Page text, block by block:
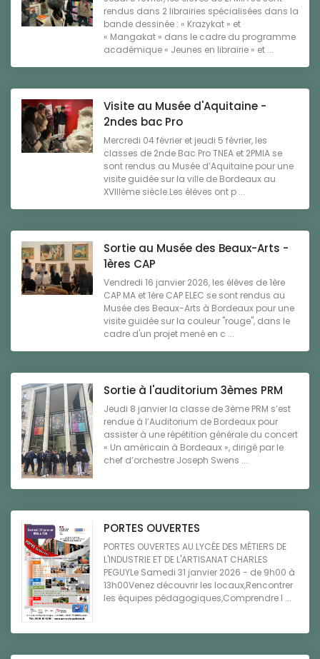
rendus dans 2 librairies spécialisées dans la
bande dessinée : « Krazykat » et
« Mangakat » dans le cadre du programme
académique « Jeunes en librairie » et ...
Visite au Musée d'Aquitaine -
2ndes bac Pro
Mercredi 04 février et jeudi 5 février, les
classes de 2nde Bac Pro TNEA et 2PMIA se
sont rendus au Musée d’Aquitaine pour une
visite guidée sur la ville de Bordeaux au
XVIIIème siècle.Les élèves ont p ...
Sortie au Musée des Beaux-Arts -
1ères CAP
Vendredi 16 janvier 2026, les élèves de 1ère
CAP MA et 1ère CAP ELEC se sont rendus au
Musée des Beaux-Arts à Bordeaux pour une
visite guidée sur la couleur "rouge", dans le
cadre d'un projet mené en c ...
Sortie à l'auditorium 3èmes PRM
Jeudi 8 janvier la classe de 3ème PRM s’est
rendue à l’Auditorium de Bordeaux pour
assister à une répétition générale du concert
« Un américain à Bordeaux », dirigé par le
chef d’orchestre Joseph Swens ...
PORTES OUVERTES
PORTES OUVERTES AU LYCÉE DES MÉTIERS DE
L'INDUSTRIE ET DE L'ARTISANAT CHARLES
PEGUYLe Samedi 31 janvier 2026 - de 9h00 à
13h00Venez découvrir les locaux,Rencontrer
les équipes pédagogiques,Comprendre l ...